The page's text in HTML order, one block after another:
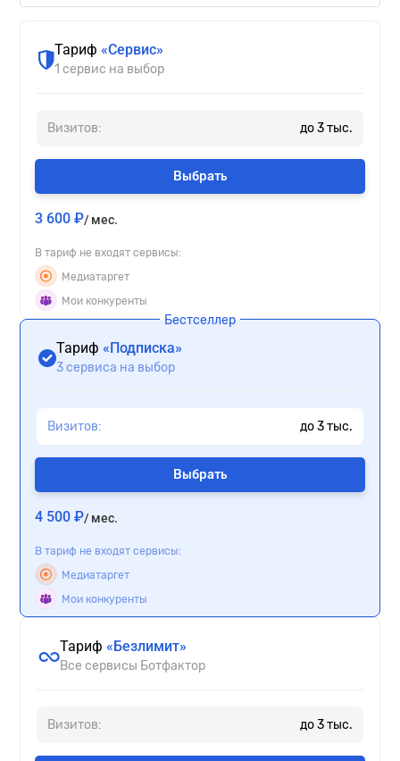
Тариф «Сервис»
1 сервис на выбор
Визитов: до3тыс.
Выбрать
3 600 ₽/ мес.
В тариф не входят сервисы:
Медиатаргет
Мои конкуренты
Бестселлер
Тариф «Подписка»
3 сервиса на выбор
Визитов: до3тыс.
Выбрать
4 500 ₽/ мес.
В тариф не входят сервисы:
Медиатаргет
Мои конкуренты
Тариф «Безлимит»
Все сервисы Ботфактор
Визитов: до3тыс.